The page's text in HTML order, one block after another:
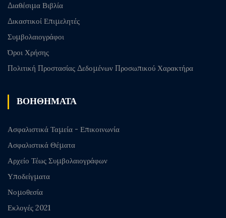
Διαθέσιμα Βιβλία
Δικαστικοί Επιμελητές
Συμβολαιογράφοι
Όροι Χρήσης
Πολιτική Προστασίας Δεδομένων Προσωπικού Χαρακτήρα
ΒΟΗΘΗΜΑΤΑ
Ασφαλιστικά Ταμεία - Επικοινωνία
Ασφαλιστικά Θέματα
Αρχείο Τέως Συμβολαιογράφων
Υποδείγματα
Νομοθεσία
Εκλογές 2021